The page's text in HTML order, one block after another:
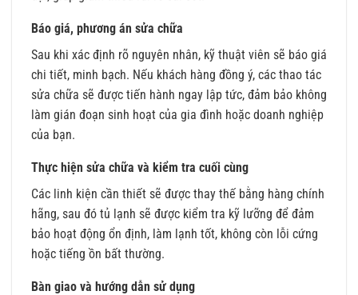
Báo giá, phương án sửa chữa
Sau khi xác định rõ nguyên nhân, kỹ thuật viên sẽ báo giá
chi tiết, minh bạch. Nếu khách hàng đồng ý, các thao tác
sửa chữa sẽ được tiến hành ngay lập tức, đảm bảo không
làm gián đoạn sinh hoạt của gia đình hoặc doanh nghiệp
của bạn.
Thực hiện sửa chữa và kiểm tra cuối cùng
Các linh kiện cần thiết sẽ được thay thế bằng hàng chính
hãng, sau đó tủ lạnh sẽ được kiểm tra kỹ lưỡng để đảm
bảo hoạt động ổn định, làm lạnh tốt, không còn lỗi cứng
hoặc tiếng ồn bất thường.
Bàn giao và hướng dẫn sử dụng